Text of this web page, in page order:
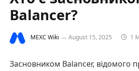
Balancer?
MEXC Wiki August 15, 2025 1
Засновником Balancer, відомого